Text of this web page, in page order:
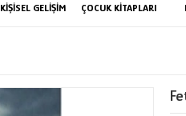
KİŞİSEL GELİŞİM ÇOCUK KİTAPLARI